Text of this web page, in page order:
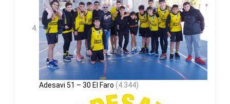
Adesavi 51 – 30 El Faro (4.344)